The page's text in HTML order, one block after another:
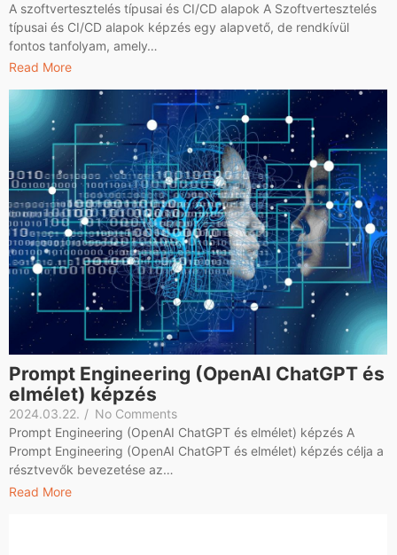
A szoftvertesztelés típusai és CI/CD alapok A Szoftvertesztelés
típusai és CI/CD alapok képzés egy alapvető, de rendkívül
fontos tanfolyam, amely…
Read More
Prompt Engineering (OpenAI ChatGPT és
elmélet) képzés
2024.03.22. / No Comments
Prompt Engineering (OpenAI ChatGPT és elmélet) képzés A
Prompt Engineering (OpenAI ChatGPT és elmélet) képzés célja a
résztvevők bevezetése az…
Read More